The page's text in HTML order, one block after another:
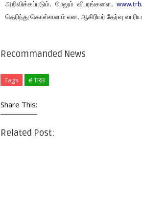
அறிவிக்கப்படும். மேலும் விபரங்களை,
தெரிந்து கொள்ளலாம் என, ஆசிரியர் தேர்வு
Recommanded News
Tags # TRB
Share This:
Related Post: